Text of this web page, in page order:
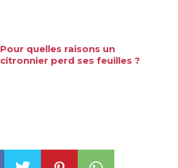
Pour quelles raisons un
citronnier perd ses feuilles ?